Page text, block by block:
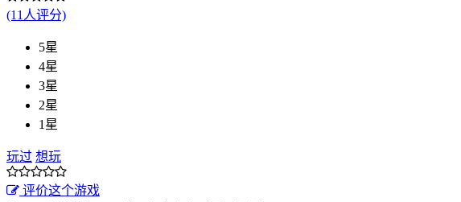
(11人评分)
5星
4星
3星
2星
1星
玩过 想玩
评价这个游戏